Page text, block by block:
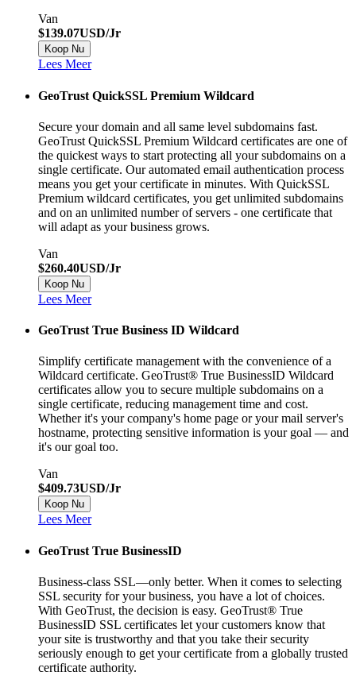
Van
$139.07USD/Jr
Koop Nu
Lees Meer
GeoTrust QuickSSL Premium Wildcard
Secure your domain and all same level subdomains fast.
GeoTrust QuickSSL Premium Wildcard certificates are one of
the quickest ways to start protecting all your subdomains on a
single certificate. Our automated email authentication process
means you get your certificate in minutes. With QuickSSL
Premium wildcard certificates, you get unlimited subdomains
and on an unlimited number of servers - one certificate that
will adapt as your business grows.
Van
$260.40USD/Jr
Koop Nu
Lees Meer
GeoTrust True Business ID Wildcard
Simplify certificate management with the convenience of a
Wildcard certificate. GeoTrust® True BusinessID Wildcard
certificates allow you to secure multiple subdomains on a
single certificate, reducing management time and cost.
Whether it's your company's home page or your mail server's
hostname, protecting sensitive information is your goal — and
it's our goal too.
Van
$409.73USD/Jr
Koop Nu
Lees Meer
GeoTrust True BusinessID
Business-class SSL—only better. When it comes to selecting
SSL security for your business, you have a lot of choices.
With GeoTrust, the decision is easy. GeoTrust® True
BusinessID SSL certificates let your customers know that
your site is trustworthy and that you take their security
seriously enough to get your certificate from a globally trusted
certificate authority.